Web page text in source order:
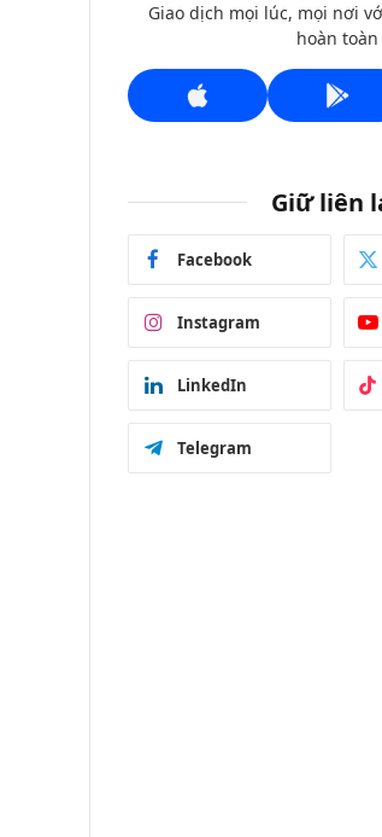
Giao dịch mọi lúc, mọi nơi
hoàn toàn
Giữ liên
Facebook
Instagram
LinkedIn
Telegram